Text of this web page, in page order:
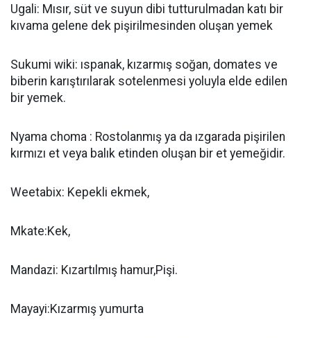
Ugali: Mısır, süt ve suyun dibi tutturulmadan katı bir
kıvama gelene dek pişirilmesinden oluşan yemek
Sukumi wiki: ıspanak, kızarmış soğan, domates ve
biberin karıştırılarak sotelenmesi yoluyla elde edilen
bir yemek.
Nyama choma : Rostolanmış ya da ızgarada pişirilen
kırmızı et veya balık etinden oluşan bir et yemeğidir.
Weetabix: Kepekli ekmek,
Mkate:Kek,
Mandazi: Kızartılmış hamur,Pişi.
Mayayi:Kızarmış yumurta